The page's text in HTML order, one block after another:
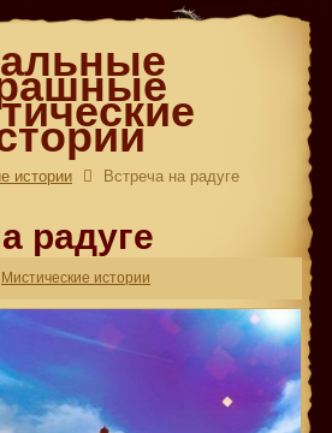
истории Встреча на радуге
радуге
Мистические истории